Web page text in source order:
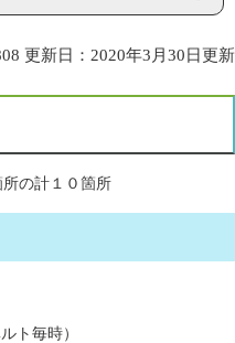
更新日：2020年3月30日更新
の計１０箇所
ト毎時）